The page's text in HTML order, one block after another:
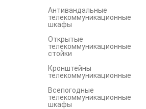
Антивандальные
телекоммуникационные
шкафы
Открытые
телекоммуникационные
стойки
Кронштейны
телекоммуникационные
Всепогодные
телекоммуникационные
шкафы